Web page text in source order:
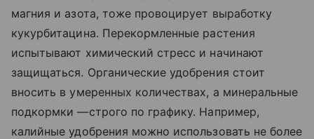
магния и азота, тоже провоцирует выработку
кукурбитацина. Перекормленные растения
испытывают химический стресс и начинают
защищаться. Органические удобрения стоит
вносить в умеренных количествах, а минеральные
подкормки —строго по графику. Например,
калийные удобрения можно использовать не более